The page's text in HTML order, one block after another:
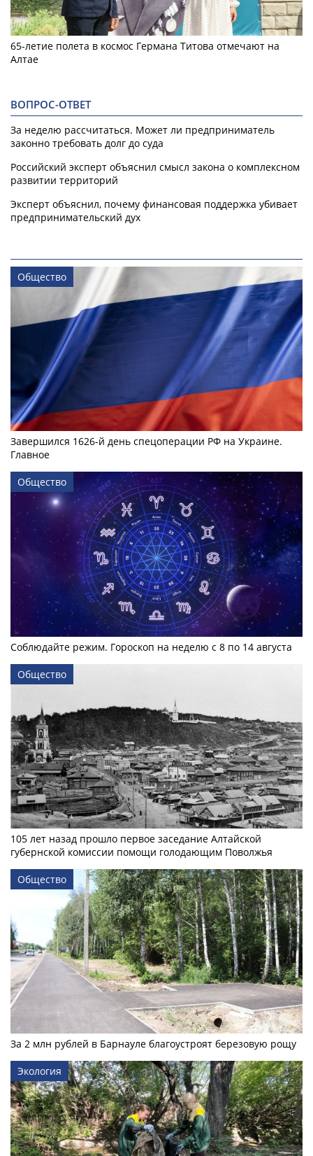
65-летие полета в космос Германа Титова отмечают на
Алтае
ВОПРОС-ОТВЕТ
За неделю рассчитаться. Может ли предприниматель
законно требовать долг до суда
Российский эксперт объяснил смысл закона о комплексном
развитии территорий
Эксперт объяснил, почему финансовая поддержка убивает
предпринимательский дух
Общество
Завершился 1626-й день спецоперации РФ на Украине.
Главное
Общество
Соблюдайте режим. Гороскоп на неделю с 8 по 14 августа
Общество
105 лет назад прошло первое заседание Алтайской
губернской комиссии помощи голодающим Поволжья
Общество
За 2 млн рублей в Барнауле благоустроят березовую рощу
Экология